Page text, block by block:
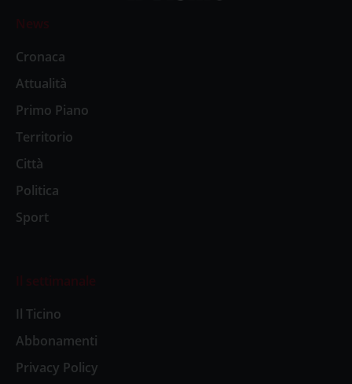
News
Cronaca
Attualità
Primo Piano
Territorio
Città
Politica
Sport
Il settimanale
Il Ticino
Abbonamenti
Privacy Policy